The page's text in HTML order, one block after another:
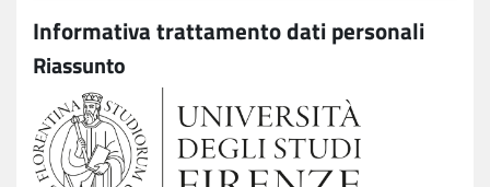
Informativa trattamento dati personali
Riassunto